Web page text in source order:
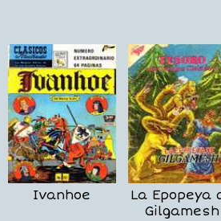
Ivanhoe
La Epopeya
Gilgamesh